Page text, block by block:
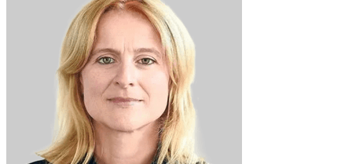
Newsletter
E-Paper